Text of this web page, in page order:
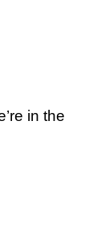
in the